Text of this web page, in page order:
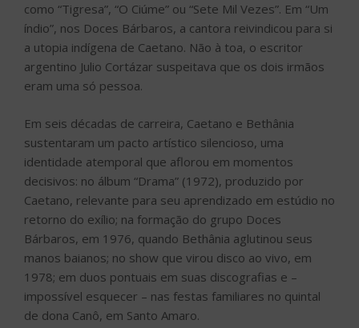
como “Tigresa”, “O Ciúme” ou “Sete Mil Vezes”. Em “Um
índio”, nos Doces Bárbaros, a cantora reivindicou para si
a utopia indígena de Caetano. Não à toa, o escritor
argentino Julio Cortázar suspeitava que os dois irmãos
eram uma só pessoa.
Em seis décadas de carreira, Caetano e Bethânia
sustentaram um pacto artístico silencioso, uma
identidade atemporal que aflorou em momentos
decisivos: no álbum “Drama” (1972), produzido por
Caetano, relevante para seu aprendizado em estúdio no
retorno do exílio; na formação do grupo Doces
Bárbaros, em 1976, quando Bethânia aglutinou seus
manos baianos; no show que virou disco ao vivo, em
1978; em duos pontuais em suas discografias e –
impossível esquecer – nas festas familiares no quintal
de dona Canô, em Santo Amaro.